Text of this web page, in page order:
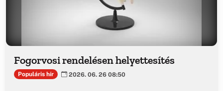
Fogorvosi rendelésen helyettesítés
Populáris hír 2026. 06. 26 08:50